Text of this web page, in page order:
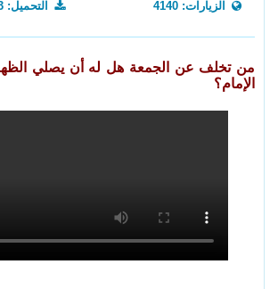
الزيارات: 4140 التحميل: 3243
من تخلف عن الجمعة هل له أن يصلي
الإمام؟